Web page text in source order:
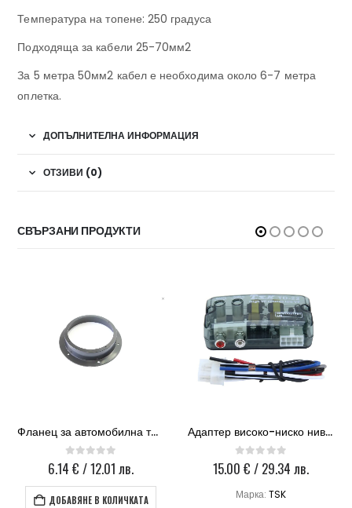
Температура на топене: 250 градуса
Подходяща за кабели 25-70мм2
За 5 метра 50мм2 кабел е необходима около 6-7 метра
оплетка.
ДОПЪЛНИТЕЛНА ИНФОРМАЦИЯ
ОТЗИВИ (0)
СВЪРЗАНИ ПРОДУКТИ
Фланец за автомобилна тонколона VW 05
0 out of 5
6.14€ / 12.01 лв.
ДОБАВЯНЕ В КОЛИЧКАТА
Адаптер високо-ниско ниво TSK
0 out of 5
15.00€ / 29.34 лв.
Марка:TSK